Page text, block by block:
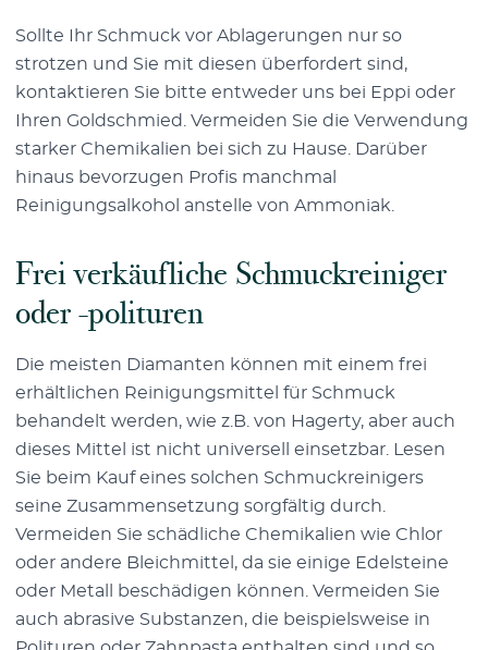
Sollte Ihr Schmuck vor Ablagerungen nur so
strotzen und Sie mit diesen überfordert sind,
kontaktieren Sie bitte entweder uns bei Eppi oder
Ihren Goldschmied. Vermeiden Sie die Verwendung
starker Chemikalien bei sich zu Hause. Darüber
hinaus bevorzugen Profis manchmal
Reinigungsalkohol anstelle von Ammoniak.
Frei verkäufliche Schmuckreiniger
oder -polituren
Die meisten Diamanten können mit einem frei
erhältlichen Reinigungsmittel für Schmuck
behandelt werden, wie z.B. von Hagerty, aber auch
dieses Mittel ist nicht universell einsetzbar. Lesen
Sie beim Kauf eines solchen Schmuckreinigers
seine Zusammensetzung sorgfältig durch.
Vermeiden Sie schädliche Chemikalien wie Chlor
oder andere Bleichmittel, da sie einige Edelsteine
oder Metall beschädigen können. Vermeiden Sie
auch abrasive Substanzen, die beispielsweise in